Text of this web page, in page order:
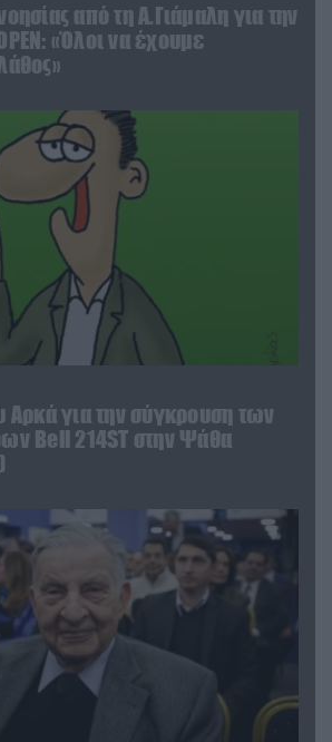
από τη Α.Γιάμαλη για την
«Όλοι να έχουμε
Αρκά για την σύγκρουση των
Bell 214ST στην Ψάθα